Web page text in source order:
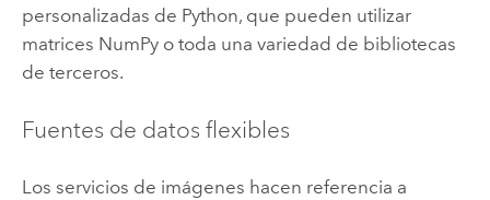
personalizadas de Python, que pueden utilizar
matrices NumPy o toda una variedad de bibliotecas
de terceros.
Fuentes de datos flexibles
Los servicios de imágenes hacen referencia a